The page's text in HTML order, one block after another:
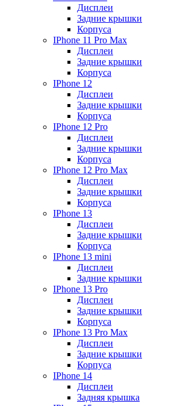
Дисплеи
Задние крышки
Корпуса
IPhone 11 Pro Max
Дисплеи
Задние крышки
Корпуса
IPhone 12
Дисплеи
Задние крышки
Корпуса
IPhone 12 Pro
Дисплеи
Задние крышки
Корпуса
IPhone 12 Pro Max
Дисплеи
Задние крышки
Корпуса
IPhone 13
Дисплеи
Задние крышки
Корпуса
IPhone 13 mini
Дисплеи
Задние крышки
IPhone 13 Pro
Дисплеи
Задние крышки
Корпуса
IPhone 13 Pro Max
Дисплеи
Задние крышки
Корпуса
IPhone 14
Дисплеи
Задняя крышка